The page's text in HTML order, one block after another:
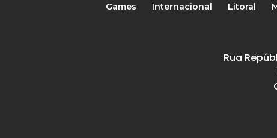
Games
Internacional Litoral
Rua